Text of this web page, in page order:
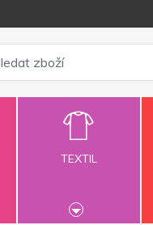
TEXTIL